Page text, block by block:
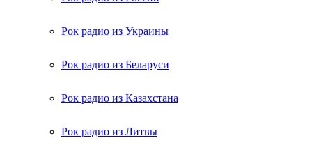
Рок радио из Украины
Рок радио из Беларуси
Рок радио из Казахстана
Рок радио из Литвы